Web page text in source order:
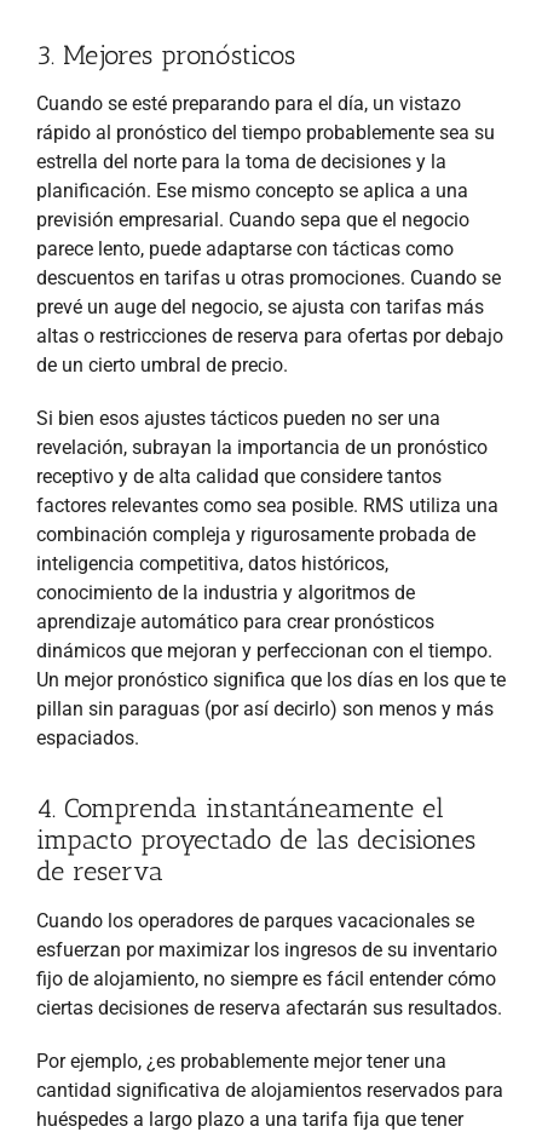
3. Mejores pronósticos
Cuando se esté preparando para el día, un vistazo
rápido al pronóstico del tiempo probablemente sea su
estrella del norte para la toma de decisiones y la
planificación. Ese mismo concepto se aplica a una
previsión empresarial. Cuando sepa que el negocio
parece lento, puede adaptarse con tácticas como
descuentos en tarifas u otras promociones. Cuando se
prevé un auge del negocio, se ajusta con tarifas más
altas o restricciones de reserva para ofertas por debajo
de un cierto umbral de precio.
Si bien esos ajustes tácticos pueden no ser una
revelación, subrayan la importancia de un pronóstico
receptivo y de alta calidad que considere tantos
factores relevantes como sea posible. RMS utiliza una
combinación compleja y rigurosamente probada de
inteligencia competitiva, datos históricos,
conocimiento de la industria y algoritmos de
aprendizaje automático para crear pronósticos
dinámicos que mejoran y perfeccionan con el tiempo.
Un mejor pronóstico significa que los días en los que te
pillan sin paraguas (por así decirlo) son menos y más
espaciados.
4. Comprenda instantáneamente el
impacto proyectado de las decisiones
de reserva
Cuando los operadores de parques vacacionales se
esfuerzan por maximizar los ingresos de su inventario
fijo de alojamiento, no siempre es fácil entender cómo
ciertas decisiones de reserva afectarán sus resultados.
Por ejemplo, ¿es probablemente mejor tener una
cantidad significativa de alojamientos reservados para
huéspedes a largo plazo a una tarifa fija que tener